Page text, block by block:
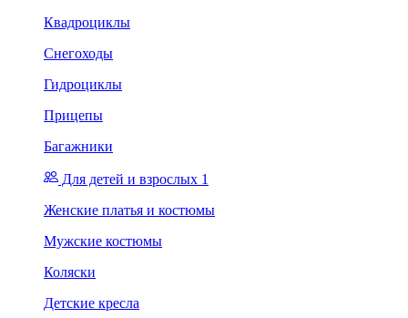
Квадроциклы
Снегоходы
Гидроциклы
Прицепы
Багажники
Для детей и взрослых 1
Женские платья и костюмы
Мужские костюмы
Коляски
Детские кресла